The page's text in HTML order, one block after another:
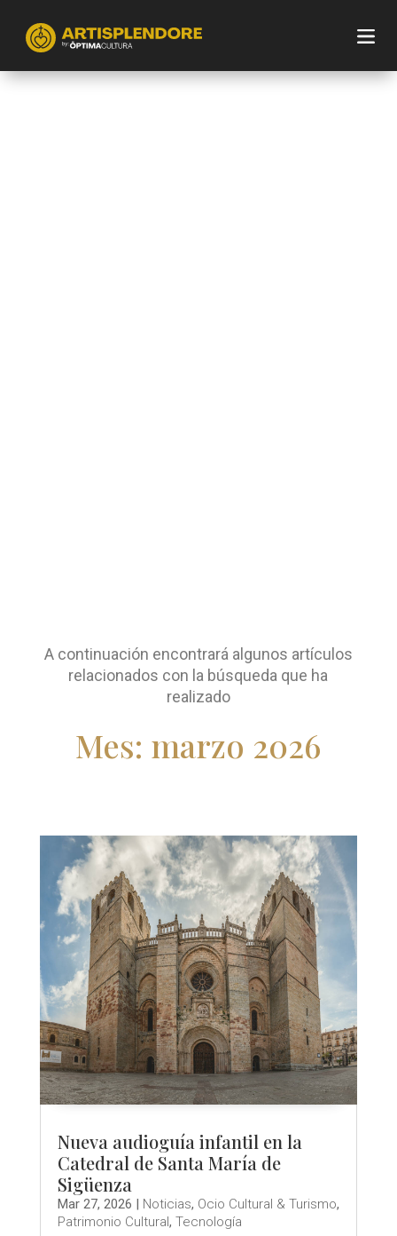
A continuación encontrará algunos artículos
relacionados con la búsqueda que ha
realizado
Mes: marzo 2026
Nueva audioguía infantil en la
Catedral de Santa María de
Sigüenza
Mar 27, 2026 Noticias, Ocio Cultural & Turismo,
Patrimonio Cultural , Tecnología